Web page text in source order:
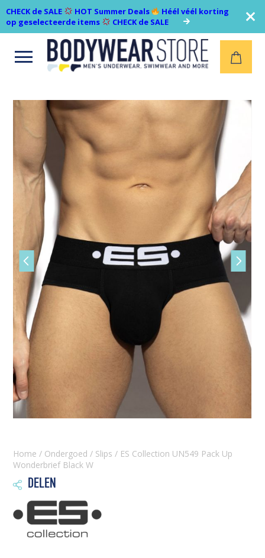
CHECK de SALE HOT Summer Deals
Héél véél korting
op geselecteerde items
CHECK de SALE
Open
Vorige
slide
slide
Home / Ondergoed / Slips / ES Collection UN549 Pack Up
Wonderbrief Black W
 DELEN